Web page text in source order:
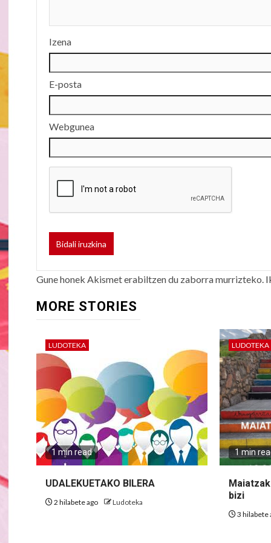
Izena
E-posta
Webgunea
Gune honek Akismet erabiltzen du zaborra murrizteko.
MORE STORIES
LUDOTEKA
1 min read
UDALEKUETAKO BILERA
2 hilabete ago Ludoteka
LUDOTEKA
1 min
bizi
3 hilabete